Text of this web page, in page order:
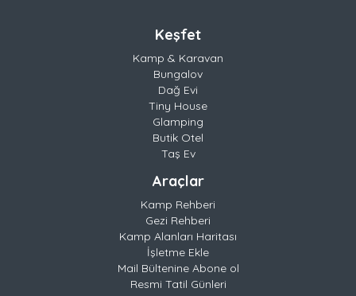
Keşfet
Kamp & Karavan
Bungalov
Dağ Evi
Tiny House
Glamping
Butik Otel
Taş Ev
Araçlar
Kamp Rehberi
Gezi Rehberi
Kamp Alanları Haritası
İşletme Ekle
Mail Bültenine Abone ol
Resmi Tatil Günleri